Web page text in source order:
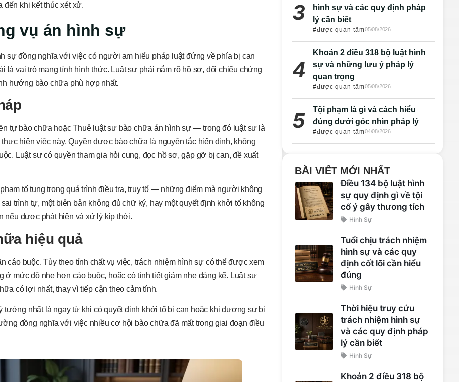
đến khi kết thúc xét xử.
vụ án hình sự
sự đồng nghĩa với việc có người am hiểu pháp luật đứng về phía bị can
là vai trò mang tính hình thức. Luật sư phải nắm rõ hồ sơ, đối chiếu chứng
hướng bào chữa phù hợp nhất.
tự bào chữa hoặc Thuê luật sư bào chữa án hình sự — trong đó luật sư là
hiện việc này. Quyền được bào chữa là nguyên tắc hiến định, không
Luật sư có quyền tham gia hỏi cung, đọc hồ sơ, gặp gỡ bị can, đề xuất
tố tụng trong quá trình điều tra, truy tố — những điểm mà người không
trình tự, một biên bản không đủ chữ ký, hay một quyết định khởi tố không
nếu được phát hiện và xử lý kịp thời.
hiệu quả
cáo buộc. Tùy theo tính chất vụ việc, trách nhiệm hình sự có thể được xem
mức độ nhẹ hơn cáo buộc, hoặc có tình tiết giảm nhẹ đáng kể. Luật sư
có lợi nhất, thay vì tiếp cận theo cảm tính.
nhất là ngay từ khi có quyết định khởi tố bị can hoặc khi đương sự bị
đồng nghĩa với việc nhiều cơ hội bào chữa đã mất trong giai đoạn điều
hình sự và các quy định pháp
lý cần biết
#được quan tâm05/08/2026
Khoản 2 điều 318 bộ luật hình
sự và những lưu ý pháp lý
quan trọng
#được quan tâm05/08/2026
Tội phạm là gì và cách hiểu
đúng dưới góc nhìn pháp lý
#được quan tâm04/08/2026
BÀI VIẾT MỚI NHẤT
Điều 134 bộ luật hình
sự quy định gì về tội
cố ý gây thương tích
Hình Sự
Tuổi chịu trách nhiệm
hình sự và các quy
định cốt lõi cần hiểu
đúng
Hình Sự
Thời hiệu truy cứu
trách nhiệm hình sự
và các quy định pháp
lý cần biết
Hình Sự
Khoản 2 điều 318 bộ